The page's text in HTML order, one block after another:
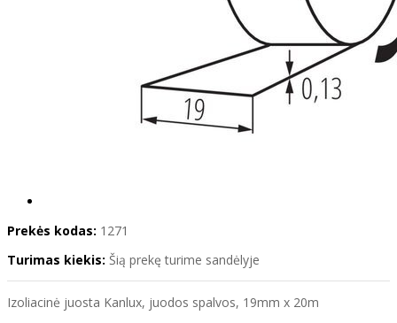
Prekės kodas: 1271
Turimas kiekis: Šią prekę turime sandėlyje
Izoliacinė juosta Kanlux, juodos spalvos, 19mm x 20m